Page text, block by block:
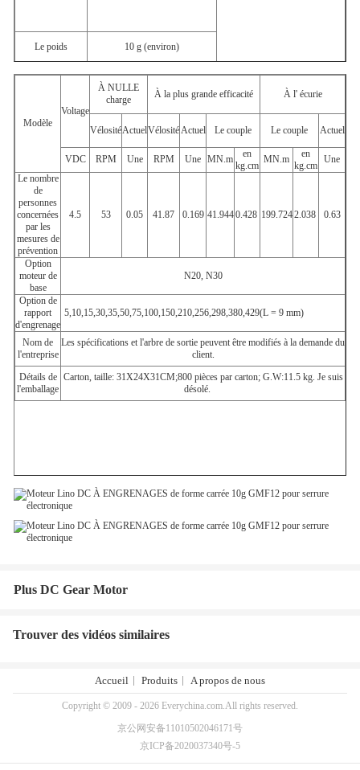
Le poids 10 g (environ)
Modèle
Voltage
À NULLE
charge
À la plus grande efficacité À l' écurie
VélositéActuelVélositéActuel Le couple Le couple Actuel
VDC RPM Une RPM Une MN.m
en
kg.cm
MN.m
en
kg.cm
Une
Le nombre
de
personnes
concernées
par les
mesures de
prévention
4.5 53 0.05 41.87 0.169 41.9440.428 199.7242.038 0.63
Option
moteur de
base
N20, N30
Option de
rapport
d'engrenage
5,10,15,30,35,50,75,100,150,210,256,298,380,429(L = 9 mm)
Nom de
l'entreprise
Les spécifications et l'arbre de sortie peuvent être modifiés à la demande du
client.
Détails de
l'emballage
Carton, taille: 31X24X31CM;800 pièces par carton; G.W:11.5 kg. Je suis
désolé.
Plus DC Gear Motor
Trouver des vidéos similaires
Accueil Produits A propos de nous
Copyright © 2009 - 2026 Everychina.com.All rights reserved.
京公网安备11010502046171号
京ICP备2020037340号-5